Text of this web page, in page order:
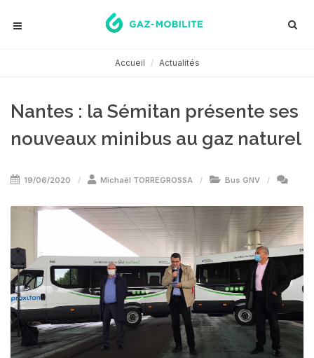
Accueil Actualités
Nantes : la Sémitan présente ses
nouveaux minibus au gaz naturel
19/06/2020 Michaël TORREGROSSA Bus GNV